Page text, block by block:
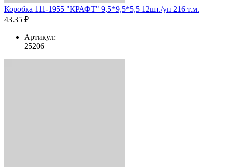
Коробка 111-1955 "КРАФТ" 9,5*9,5*5,5 12шт./уп 216 т.м.
43.35 ₽
Артикул:
25206